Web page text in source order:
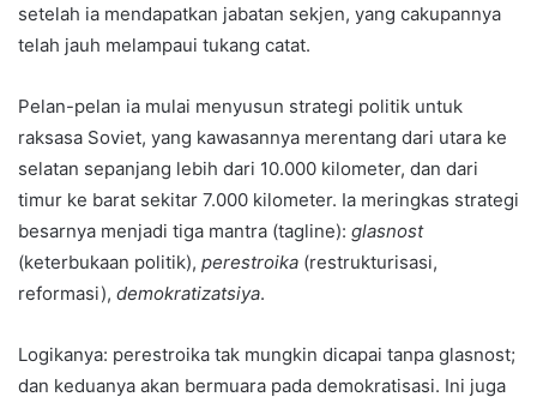
setelah ia mendapatkan jabatan sekjen, yang cakupannya
telah jauh melampaui tukang catat.
Pelan-pelan ia mulai menyusun strategi politik untuk
raksasa Soviet, yang kawasannya merentang dari utara ke
selatan sepanjang lebih dari 10.000 kilometer, dan dari
timur ke barat sekitar 7.000 kilometer. Ia meringkas strategi
besarnya menjadi tiga mantra (tagline): glasnost
(keterbukaan politik), perestroika (restrukturisasi,
reformasi), demokratizatsiya.
Logikanya: perestroika tak mungkin dicapai tanpa glasnost;
dan keduanya akan bermuara pada demokratisasi. Ini juga